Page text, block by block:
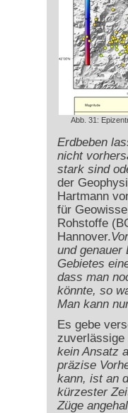
Abb. 31:
Erdbeben
nicht
stark sind
der
Hartmann
für
Rohstoffe
Hannover.
und genauer
Gebietes
dass man
könnte, so
Man kann
Es gebe
kein Ansatz
präzise
kann, ist an
kürzester
Züge